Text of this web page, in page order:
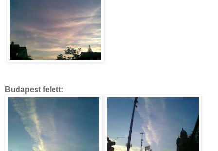
Budapest felett: